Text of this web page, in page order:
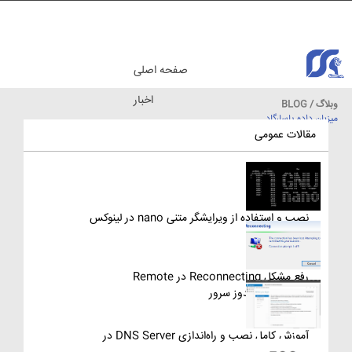
وبلاگ / BLOG
میزبان داده پاسارگاد
صفحه اصلی
اخبار
مقالات عمومی
نصب و استفاده از ویرایشگر متنی nano در لینوکس
رفع مشکل Reconnecting در Remote
Desktop ویندوز سرور
آموزش کامل نصب و راه‌اندازی DNS Server در